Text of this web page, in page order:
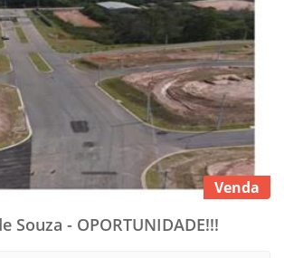
Venda
Souza - OPORTUNIDADE!!!